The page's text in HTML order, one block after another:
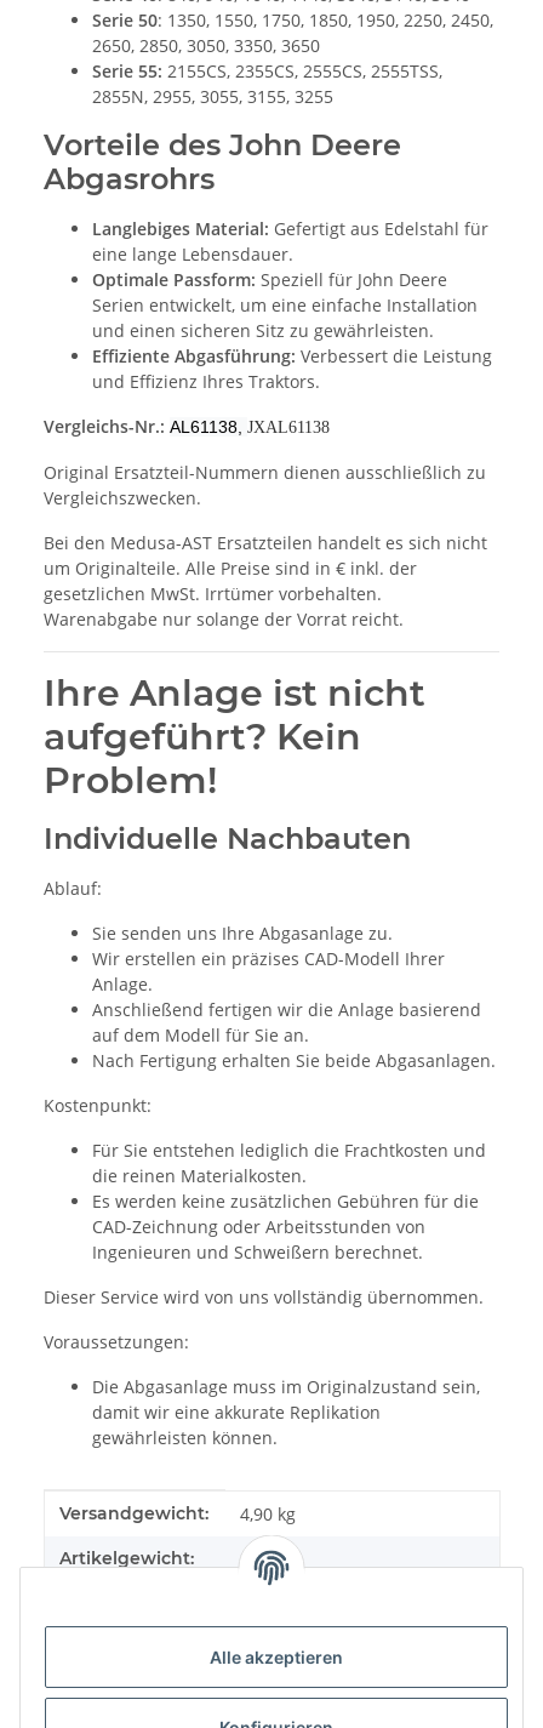
Alle akzeptieren
Serie 50: 1350, 1550, 1750, 1850, 1950, 2250, 2450,
2650, 2850, 3050, 3350, 3650
Serie 55: 2155CS, 2355CS, 2555CS, 2555TSS,
2855N, 2955, 3055, 3155, 3255
Vorteile des John Deere
Abgasrohrs
Langlebiges Material: Gefertigt aus Edelstahl für
eine lange Lebensdauer.
Optimale Passform: Speziell für John Deere
Serien entwickelt, um eine einfache Installation
und einen sicheren Sitz zu gewährleisten.
Effiziente Abgasführung: Verbessert die Leistung
und Effizienz Ihres Traktors.
Vergleichs-Nr.: AL61138, JXAL61138
Original Ersatzteil-Nummern dienen ausschließlich zu
Vergleichszwecken.
Bei den Medusa-AST Ersatzteilen handelt es sich nicht
um Originalteile. Alle Preise sind in € inkl. der
gesetzlichen MwSt. Irrtümer vorbehalten.
Warenabgabe nur solange der Vorrat reicht.
Ihre Anlage ist nicht
aufgeführt? Kein
Problem!
Individuelle Nachbauten
Ablauf:
Sie senden uns Ihre Abgasanlage zu.
Wir erstellen ein präzises CAD-Modell Ihrer
Anlage.
Anschließend fertigen wir die Anlage basierend
auf dem Modell für Sie an.
Nach Fertigung erhalten Sie beide Abgasanlagen.
Kostenpunkt:
Für Sie entstehen lediglich die Frachtkosten und
die reinen Materialkosten.
Es werden keine zusätzlichen Gebühren für die
CAD-Zeichnung oder Arbeitsstunden von
Ingenieuren und Schweißern berechnet.
Dieser Service wird von uns vollständig übernommen.
Voraussetzungen:
Die Abgasanlage muss im Originalzustand sein,
damit wir eine akkurate Replikation
gewährleisten können.
Produkteigenschaft
Wert
Versandgewicht: 4,90 kg
Artikelgewicht: 3,90 kg